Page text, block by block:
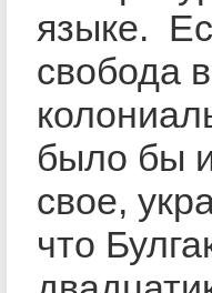
языке.
свобода
было бы
свое,
что